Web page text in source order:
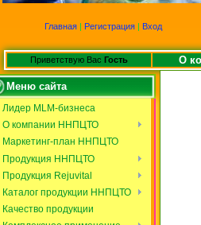
Главная | Регистрация | Вход
Приветствую Вас Гость О
Меню сайта
Лидер MLM-бизнеса
О компании ННПЦТО
Маркетинг-план ННПЦТО
Продукция ННПЦТО
Продукция Rejuvital
Каталог продукции ННПЦТО
Качество продукции